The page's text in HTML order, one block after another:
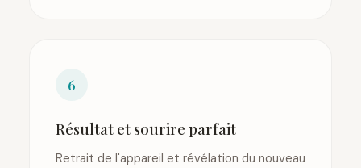
6
Résultat et sourire parfait
Retrait de l'appareil et révélation du nouveau